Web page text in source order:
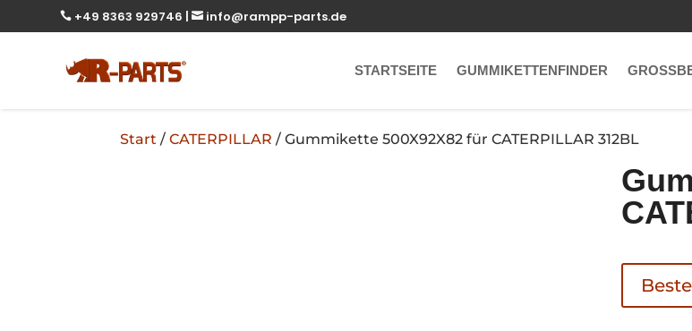
 +49 8363 929746 | info@rampp-parts.de
STARTSEITE GUMMIKETTENFINDER
Start /CATERPILLAR / Gummikette 500X92X82 für CATERPILLAR 312BL